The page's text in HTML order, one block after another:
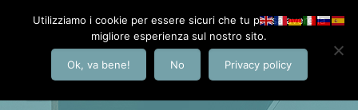
Utilizziamo i cookie per essere sicuri che tu possa avere la
migliore esperienza sul nostro sito.
Ok, va bene! No Privacy policy